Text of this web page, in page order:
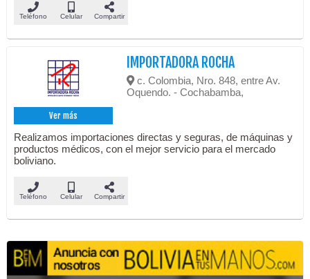
Teléfono Celular Compartir
Ver más
IMPORTADORA ROCHA
c. Colombia, Nro. 848, entre Av.
Oquendo. - Cochabamba,
Realizamos importaciones directas y seguras, de máquinas y
productos médicos, con el mejor servicio para el mercado
boliviano.
Teléfono Celular Compartir